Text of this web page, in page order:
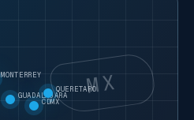
MX
MONTERREY
GUADALAJARA
CDMX
QUERETARO